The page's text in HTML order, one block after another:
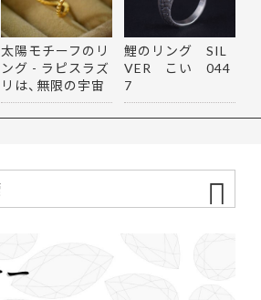
太陽モチーフのリ
ング - ラピスラズ
リは、無限の宇宙
を思…
鯉のリング SIL
VER こい 044
7